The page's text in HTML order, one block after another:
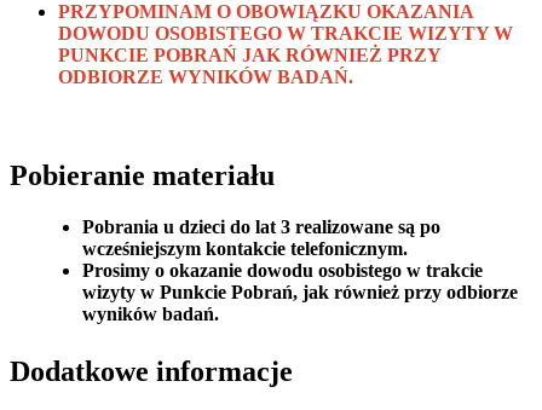
PRZYPOMINAM O OBOWIĄZKU OKAZANIA
DOWODU OSOBISTEGO W TRAKCIE WIZYTY W
PUNKCIE POBRAŃ JAK RÓWNIEŻ PRZY
ODBIORZE WYNIKÓW BADAŃ.
Pobieranie materiału
Pobrania u dzieci do lat 3 realizowane są po
wcześniejszym kontakcie telefonicznym.
Prosimy o okazanie dowodu osobistego w trakcie
wizyty w Punkcie Pobrań, jak również przy odbiorze
wyników badań.
Dodatkowe informacje